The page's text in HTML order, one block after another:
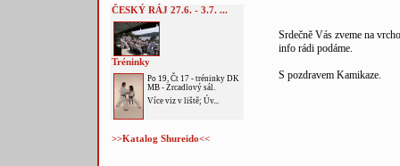
ČESKÝ RÁJ 27.6. - 3.7. ...
Tréninky
Po 19, Čt 17 - tréninky DK
MB - Zrcadlový sál.
Více viz v liště; Úv...
>>Katalog Shureido<<
Srdečně Vás zveme na
info rádi podáme.
S pozdravem Kamikaze.